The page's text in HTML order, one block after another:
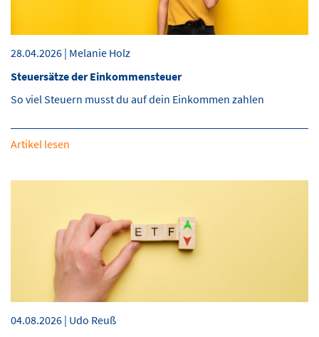
28.04.2026 | Melanie Holz
Steuersätze der Einkommensteuer
So viel Steuern musst du auf dein Einkommen zahlen
Artikel lesen
04.08.2026 | Udo Reuß